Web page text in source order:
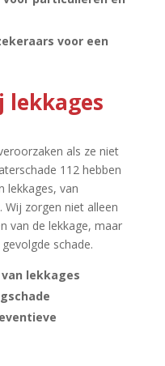
voor een
lekkages
als ze niet
112 hebben
lekkages, van
Wij zorgen niet alleen
van de lekkage, maar
schade.​
lekkages